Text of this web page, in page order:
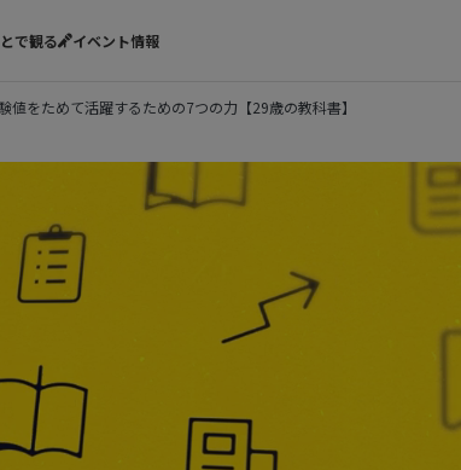
で観る イベント情報
をためて活躍するための7つの力【29歳の教科書】